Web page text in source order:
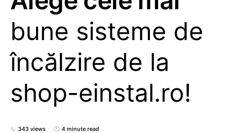
bune sisteme de
încălzire de la
shop-einstal.ro!
343 views 4 minute read